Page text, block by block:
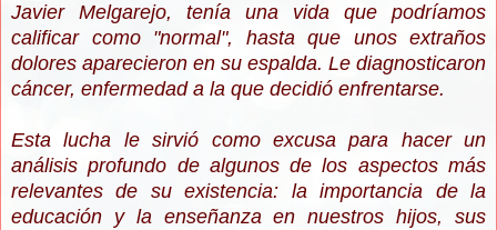
Javier Melgarejo, tenía una vida que podríamos
calificar como "normal", hasta que unos extraños
dolores aparecieron en su espalda. Le diagnosticaron
cáncer, enfermedad a la que decidió enfrentarse.
Esta lucha le sirvió como excusa para hacer un
análisis profundo de algunos de los aspectos más
relevantes de su existencia: la importancia de la
educación y la enseñanza en nuestros hijos, sus